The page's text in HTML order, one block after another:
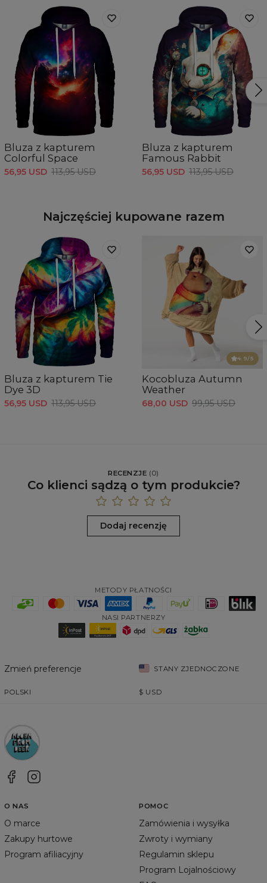
Bluza z kapturem
Colorful Space
56,95 USD 113,95 USD
Bluza z kapturem
Famous Rabbit
56,95 USD 113,95 USD
Najczęściej kupowane razem
Bluza z kapturem Tie
Dye 3D
56,95 USD 113,95 USD
4.9/5
Kocobluza Autumn
Weather
68,00 USD 99,95 USD
RECENZJE (0)
Co klienci sądzą o tym produkcie?
Dodaj recenzję
METODY PŁATNOŚCI
NASI PARTNERZY
Zmień preferencje STANY ZJEDNOCZONE
POLSKI $ USD
O NAS
O marce
Zakupy hurtowe
Program afiliacyjny
POMOC
Zamówienia i wysyłka
Zwroty i wymiany
Regulamin sklepu
Program Lojalnościowy